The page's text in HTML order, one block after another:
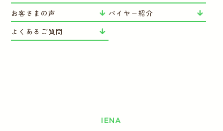
お客さまの声
バイヤー紹介
よくあるご質問
IENA